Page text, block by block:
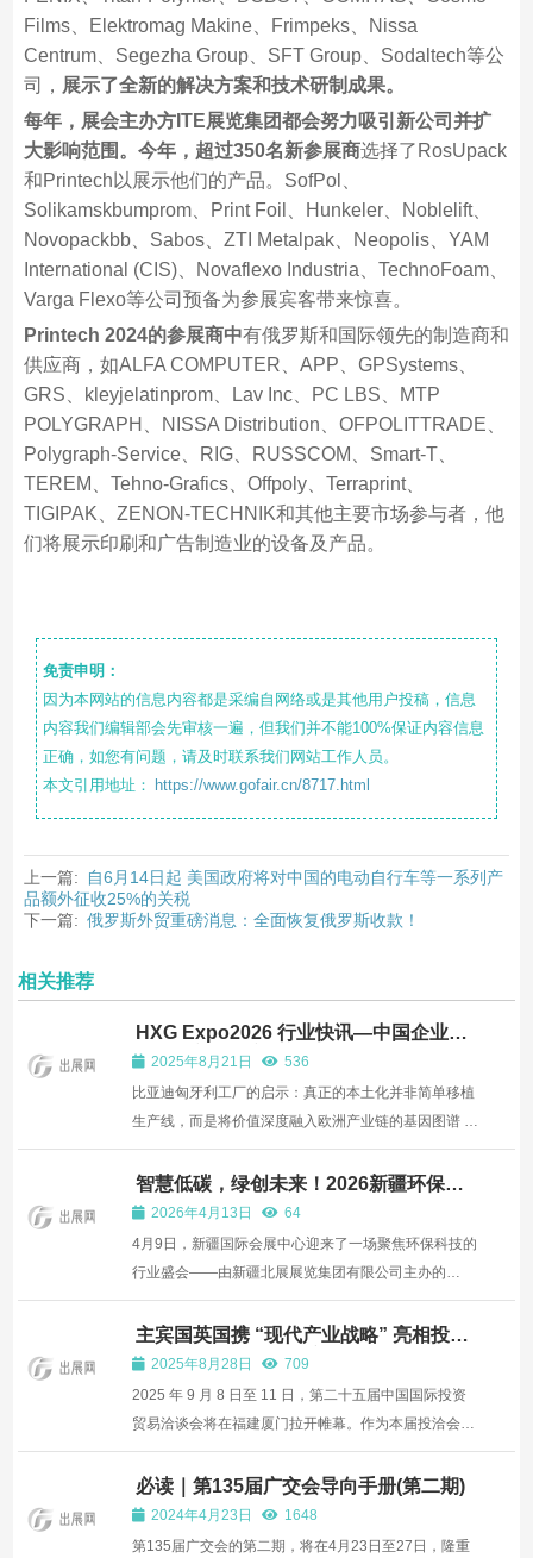
Films、Elektromag Makine、Frimpeks、Nissa
Centrum、Segezha Group、SFT Group、Sodaltech等公
司， 展示了全新的解决方案和技术研制成果。
每年，展会主办方ITE展览集团都会努力吸引新公司并扩
大影响范围。今年，超过350名新参展商选择了RosUpack
和Printech以展示他们的产品。SofPol、
Solikamskbumprom、Print Foil、Hunkeler、Noblelift、
Novopackbb、Sabos、ZTI Metalpak、Neopolis、YAM
International (CIS)、Novaflexo Industria、TechnoFoam、
Varga Flexo等公司预备为参展宾客带来惊喜。
Printech 2024的参展商中有俄罗斯和国际领先的制造商和
供应商，如ALFA COMPUTER、APP、GPSystems、
GRS、kleyjelatinprom、Lav Inc、PC LBS、MTP
POLYGRAPH、NISSA Distribution、OFPOLITTRADE、
Polygraph-Service、RIG、RUSSCOM、Smart-T、
TEREM、Tehno-Grafics、Offpoly、Terraprint、
TIGIPAK、ZENON-TECHNIK和其他主要市场参与者，他
们将展示印刷和广告制造业的设备及产品。
免责申明：
因为本网站的信息内容都是采编自网络或是其他用户投稿，信息
内容我们编辑部会先审核一遍，但我们并不能100%保证内容信息
正确，如您有问题，请及时联系我们网站工作人员。
本文引用地址：
https://www.gofair.cn/8717.html
上一篇:
自6月14日起 美国政府将对中国的电动自行车等一系列产
品额外征收25%的关税
下一篇: 俄罗斯外贸重磅消息：全面恢复俄罗斯收款！
相关推荐
HXG Expo2026 行业快讯—中国企业深
耕欧洲市场的底层逻辑
2025年8月21日
536
比亚迪匈牙利工厂的启示：真正的本土化并非简单移植
生产线，而是将价值深度融入欧洲产业链的基因图谱 当
一家光伏领军企业因未完整追溯刚果钴矿供应链而错失
欧盟投标资格，当某智能家居品牌在德国因数据收集模
式问题导致 40% 用户流失，当新能源车企不得不投入
1200 ...
智慧低碳，绿创未来！2026新疆环保水
处理及泵阀管道双展盛大开幕
2026年4月13日
64
4月9日，新疆国际会展中心迎来了一场聚焦环保科技的
行业盛会——由新疆北展展览集团有限公司主办的
2026新疆环保及水处理技术设备展览会、2026新疆泵
阀管道展览会正式拉开帷幕。本届展会以“智慧低碳·绿
创未来”为主题，集中展示国内外环保与水处理领域的
前沿成果，致力于...
主宾国英国携 “现代产业战略” 亮相投洽
会 350 亿投资存量筑牢中英合作基石
2025年8月28日
709
2025 年 9 月 8 日至 11 日，第二十五届中国国际投资
贸易洽谈会将在福建厦门拉开帷幕。作为本届投洽会的
主宾国，英国将以 "invest in GREAT ‘英’ 明投资" 为主
题，通过 400 平方米的国家馆及系列高规格活动，全面
展示其《现代产业战略》的核心成果，推动中英双向投
资...
必读｜第135届广交会导向手册(第二期)
2024年4月23日
1648
第135届广交会的第二期，将在4月23日至27日，隆重